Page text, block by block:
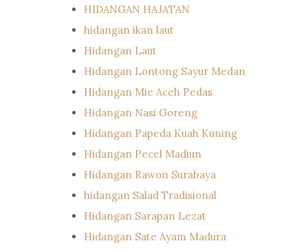
HIDANGAN HAJATAN
hidangan ikan laut
Hidangan Laut
Hidangan Lontong Sayur Medan
Hidangan Mie Aceh Pedas
Hidangan Nasi Goreng
Hidangan Papeda Kuah Kuning
Hidangan Pecel Madiun
Hidangan Rawon Surabaya
hidangan Salad Tradisional
Hidangan Sarapan Lezat
Hidangan Sate Ayam Madura